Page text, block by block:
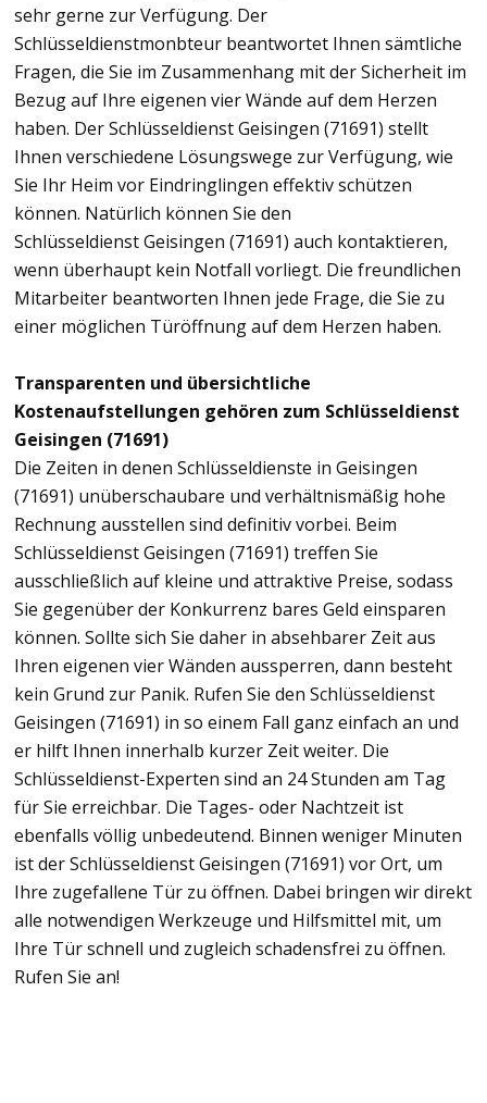
sehr gerne zur Verfügung. Der
Schlüsseldienstmonbteur beantwortet Ihnen sämtliche
Fragen, die Sie im Zusammenhang mit der Sicherheit im
Bezug auf Ihre eigenen vier Wände auf dem Herzen
haben. Der Schlüsseldienst Geisingen (71691) stellt
Ihnen verschiedene Lösungswege zur Verfügung, wie
Sie Ihr Heim vor Eindringlingen effektiv schützen
können. Natürlich können Sie den
Schlüsseldienst Geisingen (71691) auch kontaktieren,
wenn überhaupt kein Notfall vorliegt. Die freundlichen
Mitarbeiter beantworten Ihnen jede Frage, die Sie zu
einer möglichen Türöffnung auf dem Herzen haben.
Transparenten und übersichtliche
Kostenaufstellungen gehören zum Schlüsseldienst
Geisingen (71691)
Die Zeiten in denen Schlüsseldienste in Geisingen
(71691) unüberschaubare und verhältnismäßig hohe
Rechnung ausstellen sind definitiv vorbei. Beim
Schlüsseldienst Geisingen (71691) treffen Sie
ausschließlich auf kleine und attraktive Preise, sodass
Sie gegenüber der Konkurrenz bares Geld einsparen
können. Sollte sich Sie daher in absehbarer Zeit aus
Ihren eigenen vier Wänden aussperren, dann besteht
kein Grund zur Panik. Rufen Sie den Schlüsseldienst
Geisingen (71691) in so einem Fall ganz einfach an und
er hilft Ihnen innerhalb kurzer Zeit weiter. Die
Schlüsseldienst-Experten sind an 24 Stunden am Tag
für Sie erreichbar. Die Tages- oder Nachtzeit ist
ebenfalls völlig unbedeutend. Binnen weniger Minuten
ist der Schlüsseldienst Geisingen (71691) vor Ort, um
Ihre zugefallene Tür zu öffnen. Dabei bringen wir direkt
alle notwendigen Werkzeuge und Hilfsmittel mit, um
Ihre Tür schnell und zugleich schadensfrei zu öffnen.
Rufen Sie an!